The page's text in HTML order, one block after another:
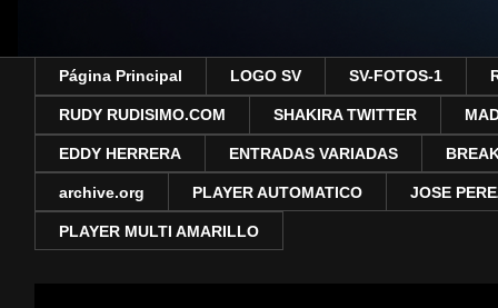
Página Principal LOGO SV SV-FOTOS-1
RUDY RUDISIMO.COM SHAKIRA TWITTER
EDDY HERRERA ENTRADAS VARIADAS
archive.org PLAYER AUTOMATICO JOSE
PLAYER MULTI AMARILLO